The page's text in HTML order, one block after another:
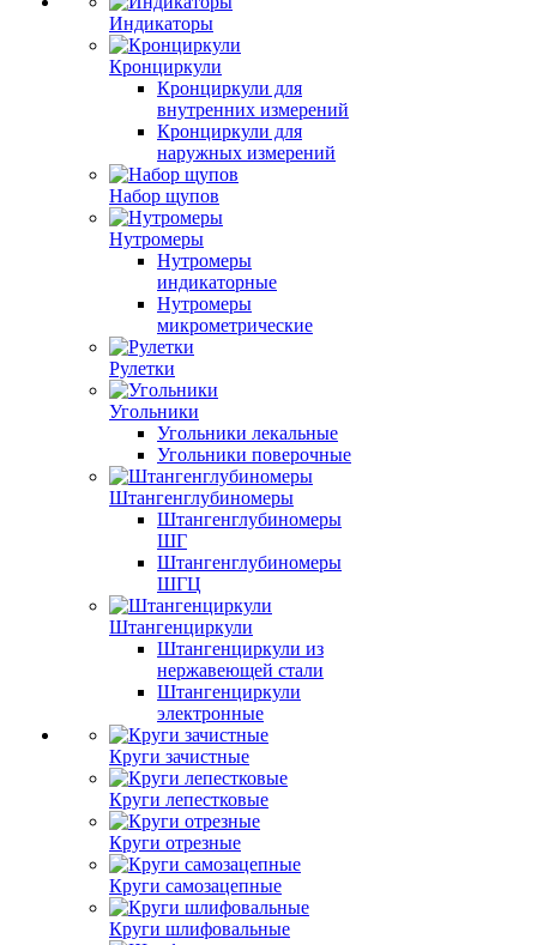
Индикаторы
Кронциркули
Кронциркули для
внутренних измерений
Кронциркули для
наружных измерений
Набор щупов
Нутромеры
Нутромеры
индикаторные
Нутромеры
микрометрические
Рулетки
Угольники
Угольники лекальные
Угольники поверочные
Штангенглубиномеры
Штангенглубиномеры
ШГ
Штангенглубиномеры
ШГЦ
Штангенциркули
Штангенциркули из
нержавеющей стали
Штангенциркули
электронные
Круги зачистные
Круги лепестковые
Круги отрезные
Круги самозацепные
Круги шлифовальные